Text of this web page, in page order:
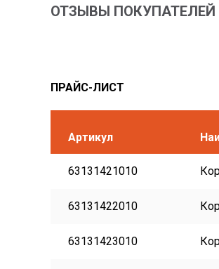
ОТЗЫВЫ ПОКУПАТЕЛЕЙ
ПРАЙС-ЛИСТ
Артикул
63131421010
63131422010
63131423010